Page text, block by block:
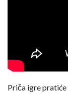
Priča igre